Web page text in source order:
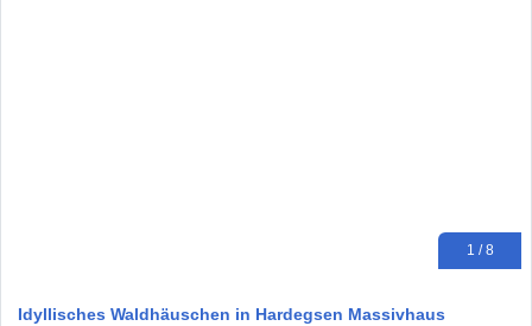
1 / 8
Idyllisches Waldhäuschen in Hardegsen Massivhaus